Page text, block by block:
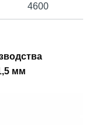
4600
мм